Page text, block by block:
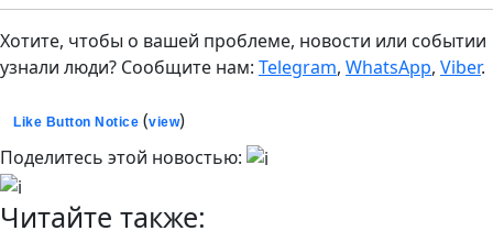
Хотите, чтобы о вашей проблеме, новости или событии
узнали люди? Сообщите нам: Telegram, WhatsApp, Viber.
Like Button Notice (view)
Поделитесь этой новостью:
Читайте также: